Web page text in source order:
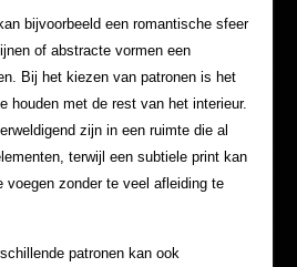
bijvoorbeeld een romantische sfeer
of abstracte vormen een
Bij het kiezen van patronen is het
houden met de rest van het interieur.
zijn in een ruimte die al
terwijl een subtiele print kan
voegen zonder te veel afleiding te
patronen kan ook